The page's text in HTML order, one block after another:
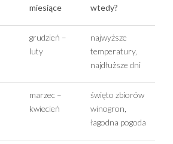
miesiące
wtedy?
grudzień –
luty
najwyższe
temperatury,
najdłuższe dni
marzec –
kwiecień
święto zbiorów
winogron,
łagodna pogoda